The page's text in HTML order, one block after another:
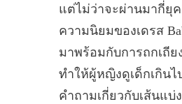
แต่ไม่ว่าจะผ่านมากี่ยุ
ความนิยมของเดรส
มาพร้อมกับการถกเถีย
ทำให้ผู้หญิงดูเด็กเกินไ
คำถามเกี่ยวกับเส้นแบ่